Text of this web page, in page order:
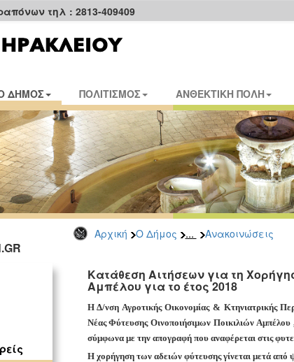
τηλ : 2813-409409
ΔΗΜΟΣ ΠΟΛΙΤΙΣΜΟΣ ΑΝΘΕΚΤΙΚΗ ΠΟΛΗ
Αρχική Ο Δήμος ... Ανακοινώσεις
Κατάθεση Αιτήσεων για τη
Αμπέλου για το έτος 2018
Η Δ/νση Αγροτικής Οικονομίας & Κτηνιατρικής
Νέας Φύτευσης Οινοποιήσιμων Ποικιλιών
σύμφωνα με την απογραφή που αναφέρεται στις
Η χορήγηση των αδειών φύτευσης γίνεται μετά από